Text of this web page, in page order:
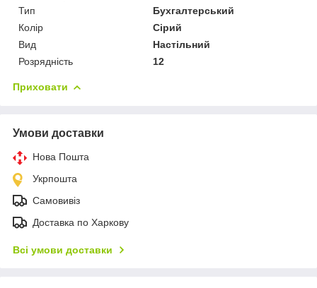
Тип
Бухгалтерський
Колір
Сірий
Вид
Настільний
Розрядність
12
Приховати
Умови доставки
Нова Пошта
Укрпошта
Самовивіз
Доставка по Харкову
Всі умови доставки